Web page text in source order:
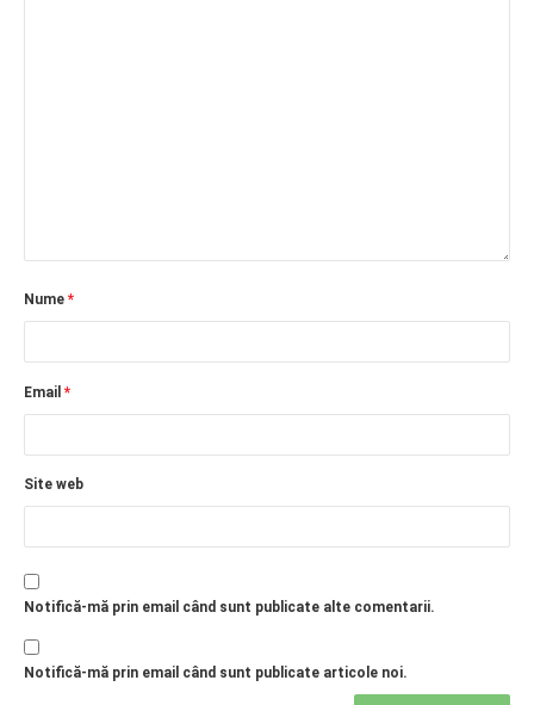
Nume *
Email *
Site web
Notifică-mă prin email când sunt publicate alte comentarii.
Notifică-mă prin email când sunt publicate articole noi.